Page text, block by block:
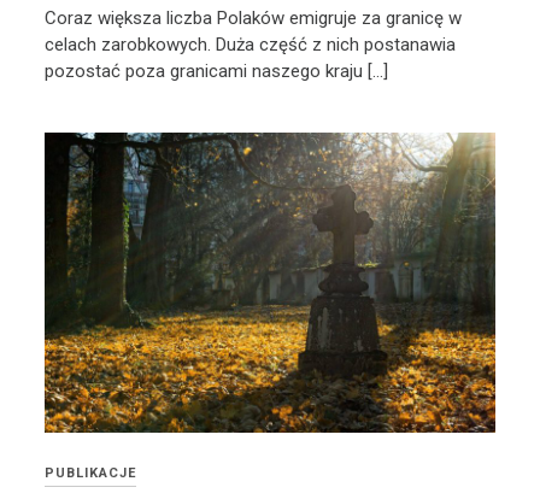
Coraz większa liczba Polaków emigruje za granicę w
celach zarobkowych. Duża część z nich postanawia
pozostać poza granicami naszego kraju […]
PUBLIKACJE